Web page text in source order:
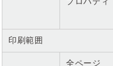
印刷範囲
全ページ